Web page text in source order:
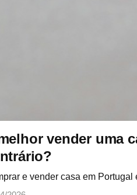
vender uma
e vender casa em